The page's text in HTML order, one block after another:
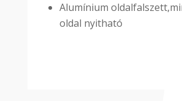
Alumínium
oldal nyitható